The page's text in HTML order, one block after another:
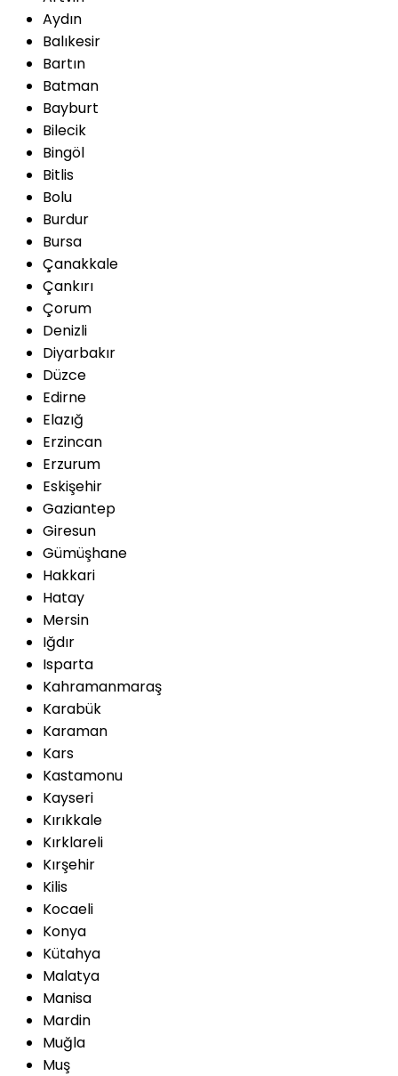
Aydın
Balıkesir
Bartın
Batman
Bayburt
Bilecik
Bingöl
Bitlis
Bolu
Burdur
Bursa
Çanakkale
Çankırı
Çorum
Denizli
Diyarbakır
Düzce
Edirne
Elazığ
Erzincan
Erzurum
Eskişehir
Gaziantep
Giresun
Gümüşhane
Hakkari
Hatay
Mersin
Iğdır
Isparta
Kahramanmaraş
Karabük
Karaman
Kars
Kastamonu
Kayseri
Kırıkkale
Kırklareli
Kırşehir
Kilis
Kocaeli
Konya
Kütahya
Malatya
Manisa
Mardin
Muğla
Muş